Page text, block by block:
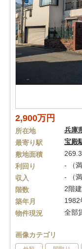
2,900万円
所在地 兵庫
最寄り駅
宝殿
敷地面積
利回り
- （
収入
- （
階数
2階
築年月
1982
物件現況
全部
画像カテゴリ